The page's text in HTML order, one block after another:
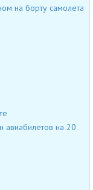
на борту самолета
авиабилетов на 20